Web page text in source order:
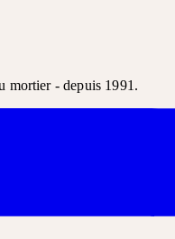
mortier - depuis 1991.